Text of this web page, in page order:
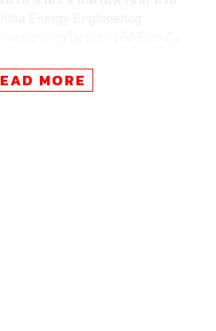
าง กฟผ. จะสรุปและออกผลการคัด
งเป็นทางการต่อไป
MORE